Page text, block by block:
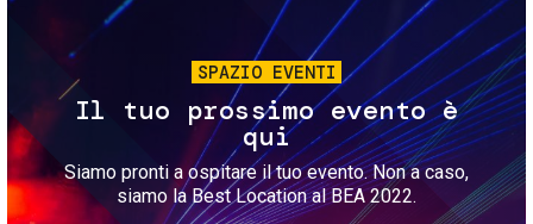
SPAZIO EVENTI
Il tuo prossimo evento è
qui
Siamo pronti a ospitare il tuo evento. Non a caso,
siamo la Best Location al BEA 2022.